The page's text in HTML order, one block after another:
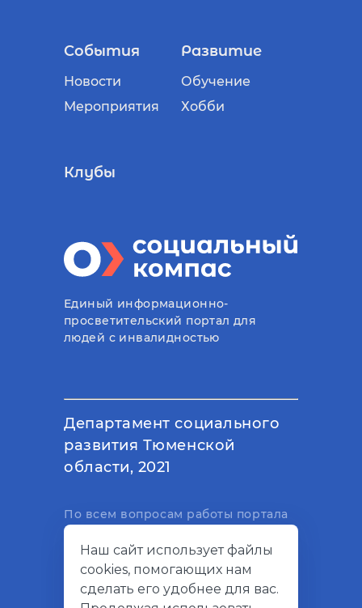
События
Новости
Мероприятия
Развитие
Обучение
Хобби
Клубы
Единый информационно-
просветительский портал для
людей с инвалидностью
Департамент социального
развития Тюменской
области, 2021
По всем вопросам работы портала
электронный адрес
support@socialkompas.ru
Наш сайт использует файлы
cookies, помогающих нам
сделать его удобнее для вас.